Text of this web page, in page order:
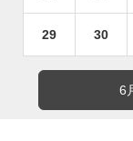
29 30
6